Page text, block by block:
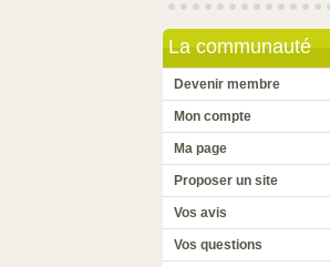
La communauté
Devenir membre
Mon compte
Ma page
Proposer un site
Vos avis
Vos questions